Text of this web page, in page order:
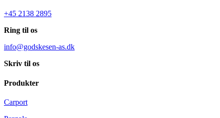
+45 2138 2895
Ring til os
info@godskesen-as.dk
Skriv til os
Produkter
Carport